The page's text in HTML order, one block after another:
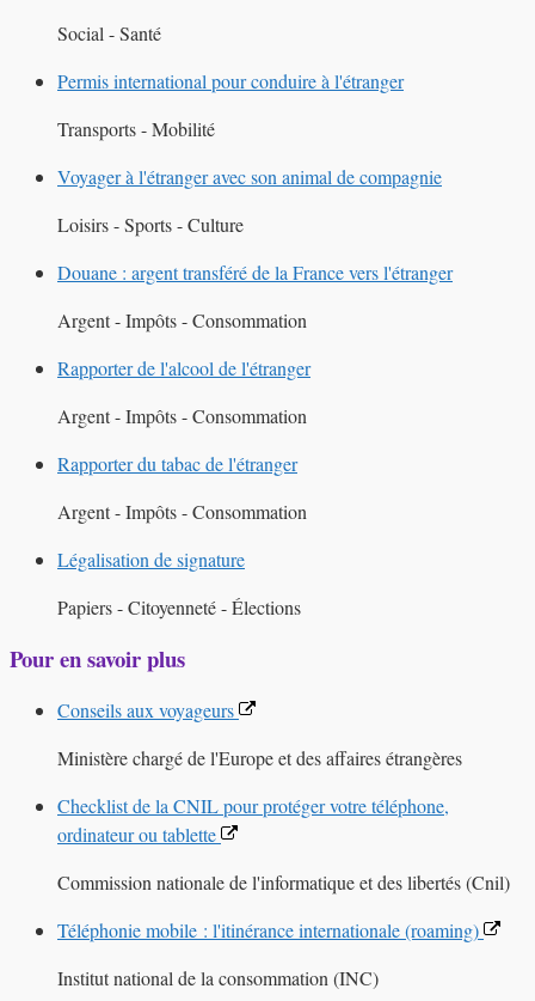
Social - Santé
Permis international pour conduire à l'étranger
Transports - Mobilité
Voyager à l'étranger avec son animal de compagnie
Loisirs - Sports - Culture
Douane : argent transféré de la France vers l'étranger
Argent - Impôts - Consommation
Rapporter de l'alcool de l'étranger
Argent - Impôts - Consommation
Rapporter du tabac de l'étranger
Argent - Impôts - Consommation
Légalisation de signature
Papiers - Citoyenneté - Élections
Pour en savoir plus
Conseils aux voyageurs
Ministère chargé de l'Europe et des affaires étrangères
Checklist de la CNIL pour protéger votre téléphone,
ordinateur ou tablette
Commission nationale de l'informatique et des libertés (Cnil)
Téléphonie mobile : l'itinérance internationale (roaming)
Institut national de la consommation (INC)